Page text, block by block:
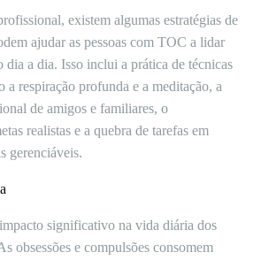
existem algumas estratégias de
ajudar as pessoas com TOC a lidar
dia a dia. Isso inclui a prática de técnicas
a respiração profunda e a meditação, a
de amigos e familiares, o
realistas e a quebra de tarefas em
gerenciáveis.
significativo na vida diária dos
obsessões e compulsões consomem